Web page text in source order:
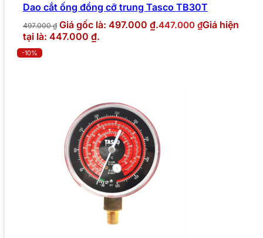
Dao cắt ống đồng cỡ trung Tasco TB30T
497.000₫ Giá gốc là: 497.000 ₫.447.000 ₫Giá hiện
tại là: 447.000 ₫.
-10%